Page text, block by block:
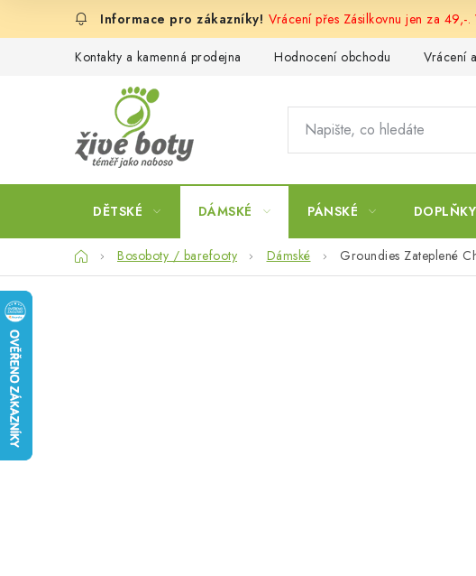
Vrácení přes Zásilkovnu jen za 49,-
Kontakty a kamenná prodejna Hodnocení obchodu Vrácení
DĚTSKÉ DÁMSKÉ PÁNSKÉ DOPLŇKY
DomůBosoboty / barefooty Dámské Groundies Zateplené